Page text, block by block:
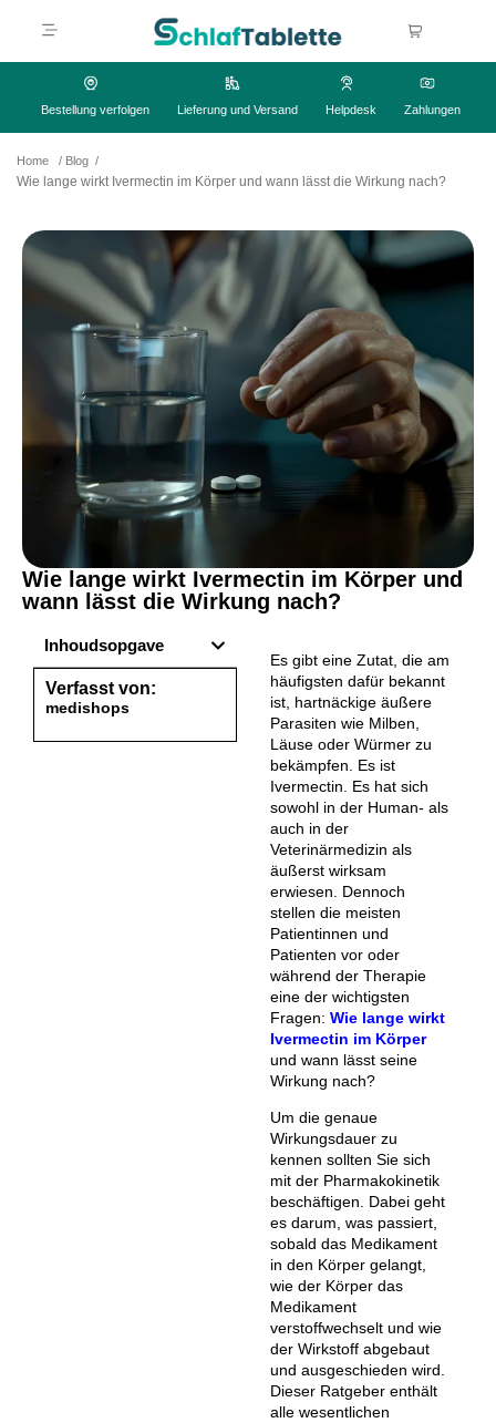
Bestellung verfolgen Lieferung und Versand Helpdesk Zahlungen
Home / Blog /
Wie lange wirkt Ivermectin im Körper und wann lässt die Wirkung nach?
Wie lange wirkt Ivermectin im Körper und
wann lässt die Wirkung nach?
Inhoudsopgave
Verfasst von:
medishops
Es gibt eine Zutat, die am
häufigsten dafür bekannt
ist, hartnäckige äußere
Parasiten wie Milben,
Läuse oder Würmer zu
bekämpfen. Es ist
Ivermectin. Es hat sich
sowohl in der Human- als
auch in der
Veterinärmedizin als
äußerst wirksam
erwiesen. Dennoch
stellen die meisten
Patientinnen und
Patienten vor oder
während der Therapie
eine der wichtigsten
Fragen: Wie lange wirkt
Ivermectin im Körper
und wann lässt seine
Wirkung nach?
Um die genaue
Wirkungsdauer zu
kennen sollten Sie sich
mit der Pharmakokinetik
beschäftigen. Dabei geht
es darum, was passiert,
sobald das Medikament
in den Körper gelangt,
wie der Körper das
Medikament
verstoffwechselt und wie
der Wirkstoff abgebaut
und ausgeschieden wird.
Dieser Ratgeber enthält
alle wesentlichen